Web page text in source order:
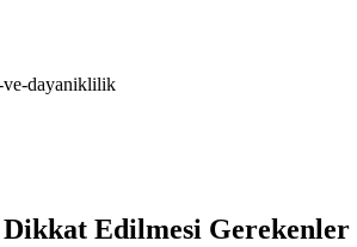
ve-dayaniklilik
Dikkat Edilmesi Gerekenler